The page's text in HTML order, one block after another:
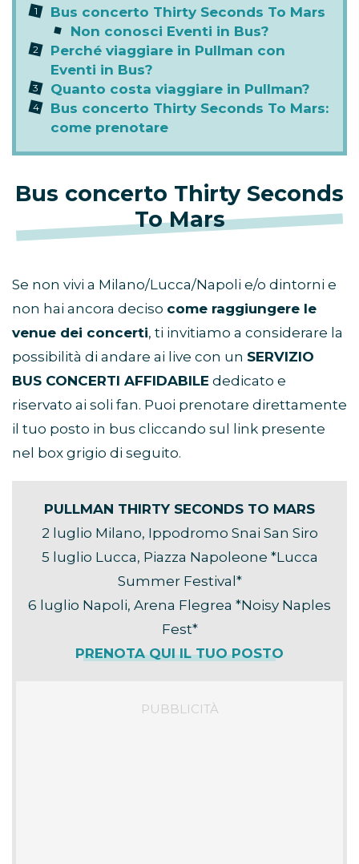
Bus concerto Thirty Seconds To Mars
Non conosci Eventi in Bus?
Perché viaggiare in Pullman con
Eventi in Bus?
Quanto costa viaggiare in Pullman?
Bus concerto Thirty Seconds To Mars:
come prenotare
Bus concerto Thirty Seconds
To Mars
Se non vivi a Milano/Lucca/Napoli e/o dintorni e
non hai ancora deciso come raggiungere le
venue dei concerti, ti invitiamo a considerare la
possibilità di andare ai live con un SERVIZIO
BUS CONCERTI AFFIDABILE dedicato e
riservato ai soli fan. Puoi prenotare direttamente
il tuo posto in bus cliccando sul link presente
nel box grigio di seguito.
PULLMAN THIRTY SECONDS TO MARS
2 luglio Milano, Ippodromo Snai San Siro
5 luglio Lucca, Piazza Napoleone *Lucca
Summer Festival*
6 luglio Napoli, Arena Flegrea *Noisy Naples
Fest*
PRENOTA QUI IL TUO POSTO